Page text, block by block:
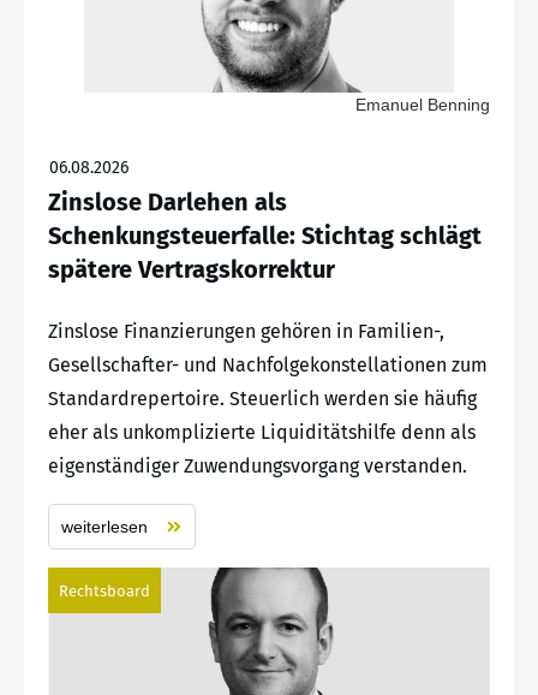
Emanuel Benning
06.08.2026
Zinslose Darlehen als
Schenkungsteuerfalle: Stichtag schlägt
spätere Vertragskorrektur
Zinslose Finanzierungen gehören in Familien-,
Gesellschafter- und Nachfolgekonstellationen zum
Standardrepertoire. Steuerlich werden sie häufig
eher als unkomplizierte Liquiditätshilfe denn als
eigenständiger Zuwendungsvorgang verstanden.
weiterlesen
Rechtsboard